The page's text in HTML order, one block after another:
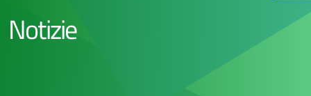
Notizie